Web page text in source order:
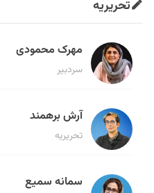
تحریریه
مهرک محمودی
سردبیر
آرش برهمند
تحریریه
سمانه سمیع